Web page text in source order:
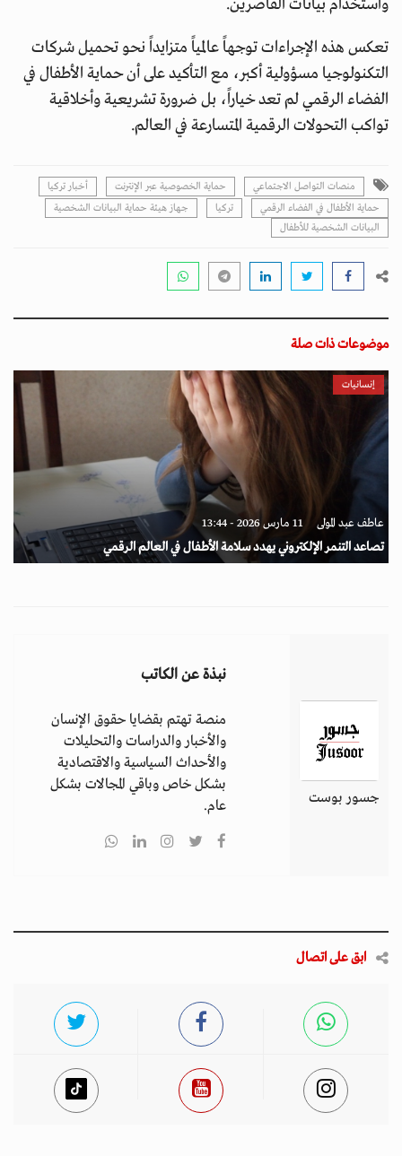
واستخدام بيانات القاصرين.
تعكس هذه الإجراءات توجهاً عالمياً متزايداً نحو تحميل شركات
التكنولوجيا مسؤولية أكبر، مع التأكيد على أن حماية الأطفال في
الفضاء الرقمي لم تعد خياراً، بل ضرورة تشريعية وأخلاقية
تواكب التحولات الرقمية المتسارعة في العالم.
منصات التواصل الاجتماعي حماية الخصوصية عبر الإنترنت
أخبار تركيا
حماية الأطفال في الفضاء الرقمي
تركيا
جهاز هيئة حماية البيانات الشخصية
البيانات الشخصية للأطفال
موضوعات ذات صلة
إنسانيات
عاطف عبد المولى 11 مارس 2026 - 13:44
تصاعد التنمر الإلكتروني يهدد سلامة الأطفال في العالم الرقمي
جسور بوست
نبذة عن الكاتب
منصة تهتم بقضايا حقوق الإنسان
والأخبار والدراسات والتحليلات
والأحداث السياسية والاقتصادية
بشكل خاص وباقي المجالات بشكل
عام.
ابق على اتصال